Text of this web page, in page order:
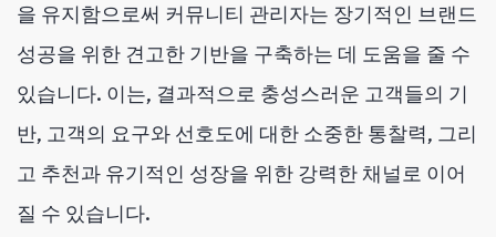
을 유지함으로써 커뮤니티 관리자는 장기적인 브랜드
성공을 위한 견고한 기반을 구축하는 데 도움을 줄 수
있습니다. 이는, 결과적으로 충성스러운 고객들의 기
반, 고객의 요구와 선호도에 대한 소중한 통찰력, 그리
고 추천과 유기적인 성장을 위한 강력한 채널로 이어
질 수 있습니다.